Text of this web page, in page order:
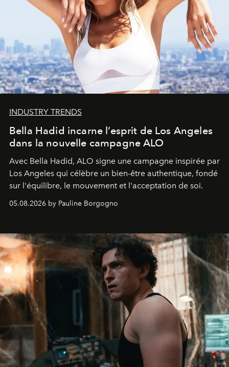
INDUSTRY TRENDS
Bella Hadid incarne l’esprit de Los Angeles
dans la nouvelle campagne ALO
Avec Bella Hadid, ALO signe une campagne inspirée par
Los Angeles qui célèbre un bien-être authentique, fondé
sur l'équilibre, le mouvement et l'acceptation de soi.
05.08.2026 by Pauline Borgogno